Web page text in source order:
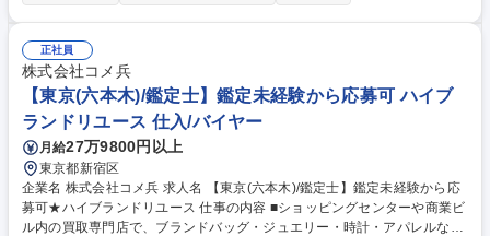
ど「売れる売場」づくり）■商品管理・在庫管理 等 【入社後のイメージ】
OJTや勉強会が充実しており、未経験でも安心!現場ではホスピタリティの
高い先輩がサポートします。ノルマのプレッシャーはなく、フロア長から
店長、本部職（バイヤー・EC・人事等）など多彩なキャリアを描けま
す。（中途入社後1年で店長実績あり） 募集職種 【関西希望エリア 第二
新卒/未経験歓迎】インテリア・家具の販売◎残業10h
正社員
株式会社コメ兵
【東京(六本木)/鑑定士】鑑定未経験から応募可 ハイブ
ランドリユース 仕入/バイヤー
月給27万9800円以上
東京都新宿区
企業名 株式会社コメ兵 求人名 【東京(六本木)/鑑定士】鑑定未経験から応
募可★ハイブランドリユース 仕事の内容 ■ショッピングセンターや商業ビ
ル内の買取専門店で、ブランドバッグ・ジュエリー・時計・アパレルなど